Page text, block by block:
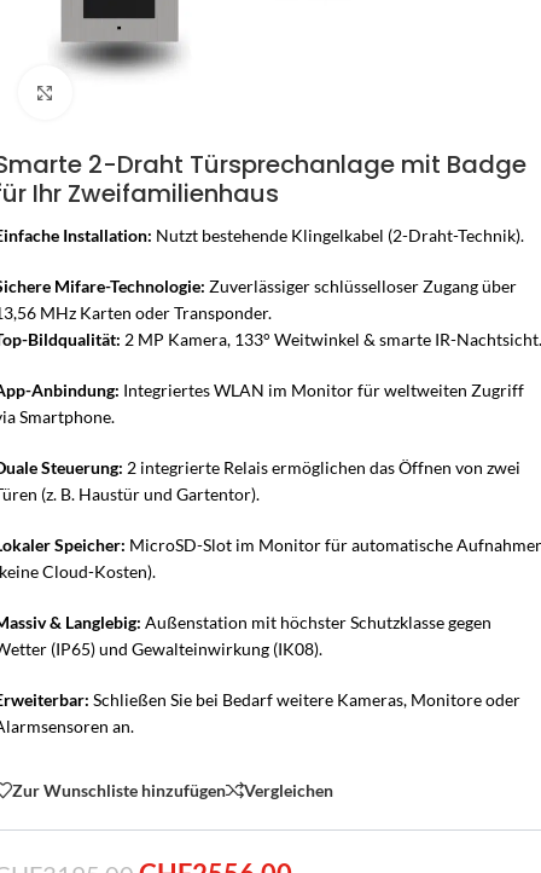
2-Draht Türsprechanlage mit Badge
Ihr Zweifamilienhaus
Installation: Nutzt bestehende Klingelkabel (2-Draht-Technik).
Mifare-Technologie: Zuverlässiger schlüsselloser Zugang über
MHz Karten oder Transponder.
Bildqualität: 2 MP Kamera, 133° Weitwinkel & smarte IR-Nachtsicht.
Anbindung: Integriertes WLAN im Monitor für weltweiten Zugriff
Smartphone.
Steuerung: 2 integrierte Relais ermöglichen das Öffnen von zwei
(z. B. Haustür und Gartentor).
Speicher: MicroSD-Slot im Monitor für automatische
Cloud-Kosten).
& Langlebig: Außenstation mit höchster Schutzklasse gegen
(IP65) und Gewalteinwirkung (IK08).
Schließen Sie bei Bedarf weitere Kameras, Monitore oder
an.
Zur Wunschliste hinzufügen Vergleichen